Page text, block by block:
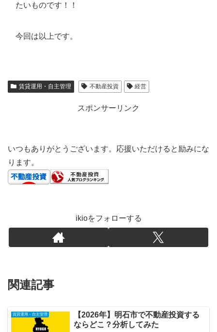
たいものです！！
今回は以上です。
賃貸運用・自主管理 不動産投資 経営
スポンサーリンク
いつもありがとうございます。応援いただけると励みにな
ります。
ikioをフォローする
関連記事
賃貸運用・自主管理
【2026年】明石市で不動産投資する
ならどこ？分析してみた